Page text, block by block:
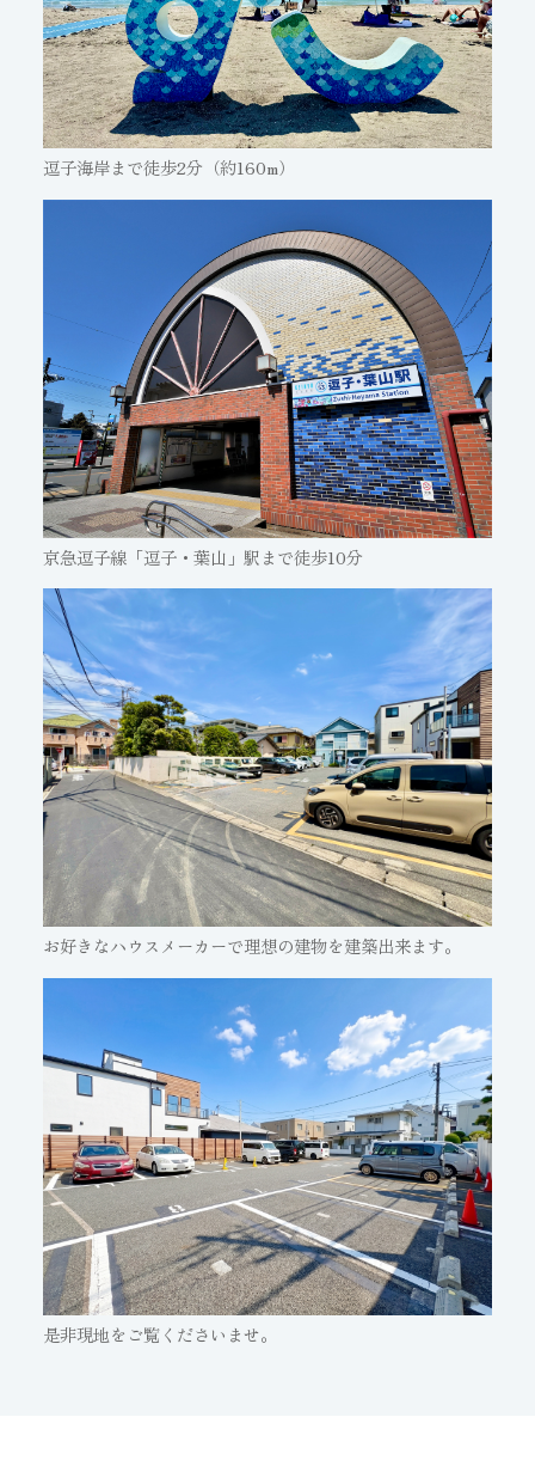
逗子海岸まで徒歩2分（約160m）
京急逗子線「逗子・葉山」駅まで徒歩10分
お好きなハウスメーカーで理想の建物を建築出来ます。
是非現地をご覧くださいませ。